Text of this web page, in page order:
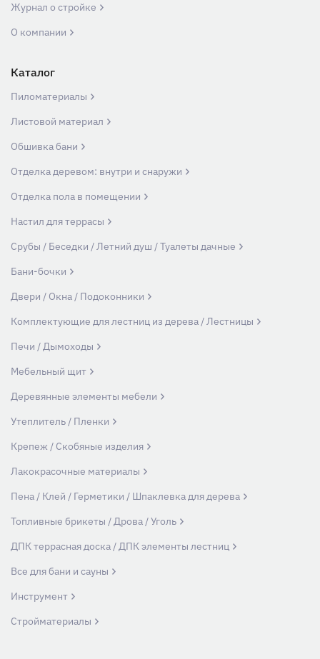
Журнал о стройке
О компании
Каталог
Пиломатериалы
Листовой материал
Обшивка бани
Отделка деревом: внутри и снаружи
Отделка пола в помещении
Настил для террасы
Срубы / Беседки / Летний душ / Туалеты дачные
Бани-бочки
Двери / Окна / Подоконники
Комплектующие для лестниц из дерева / Лестницы
Печи / Дымоходы
Мебельный щит
Деревянные элементы мебели
Утеплитель / Пленки
Крепеж / Скобяные изделия
Лакокрасочные материалы
Пена / Клей / Герметики / Шпаклевка для дерева
Топливные брикеты / Дрова / Уголь
ДПК террасная доска / ДПК элементы лестниц
Все для бани и сауны
Инструмент
Стройматериалы